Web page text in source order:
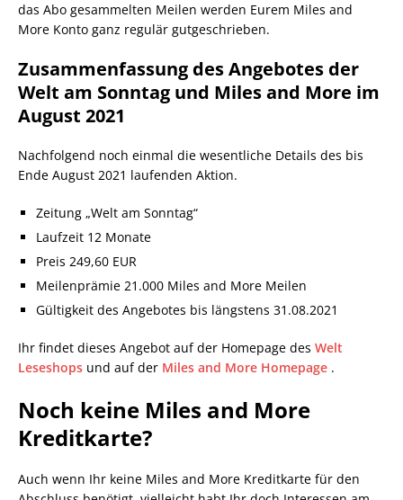
das Abo gesammelten Meilen werden Eurem Miles and
More Konto ganz regulär gutgeschrieben.
Zusammenfassung des Angebotes der
Welt am Sonntag und Miles and More im
August 2021
Nachfolgend noch einmal die wesentliche Details des bis
Ende August 2021 laufenden Aktion.
Zeitung „Welt am Sonntag“
Laufzeit 12 Monate
Preis 249,60 EUR
Meilenprämie 21.000 Miles and More Meilen
Gültigkeit des Angebotes bis längstens 31.08.2021
Ihr findet dieses Angebot auf der Homepage des Welt
Leseshops und auf der Miles and More Homepage .
Noch keine Miles and More
Kreditkarte?
Auch wenn Ihr keine Miles and More Kreditkarte für den